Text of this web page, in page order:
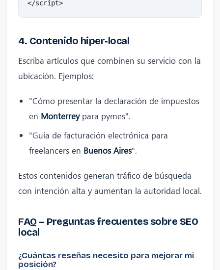
4. Contenido hiper‑local
Escriba artículos que combinen su servicio con la
ubicación. Ejemplos:
"Cómo presentar la declaración de impuestos
en Monterreypara pymes".
"Guía de facturación electrónica para
freelancers en Buenos Aires".
Estos contenidos generan tráfico de búsqueda
con intención alta y aumentan la autoridad local.
FAQ – Preguntas frecuentes sobre SEO
local
¿Cuántas reseñas necesito para mejorar mi
posición?